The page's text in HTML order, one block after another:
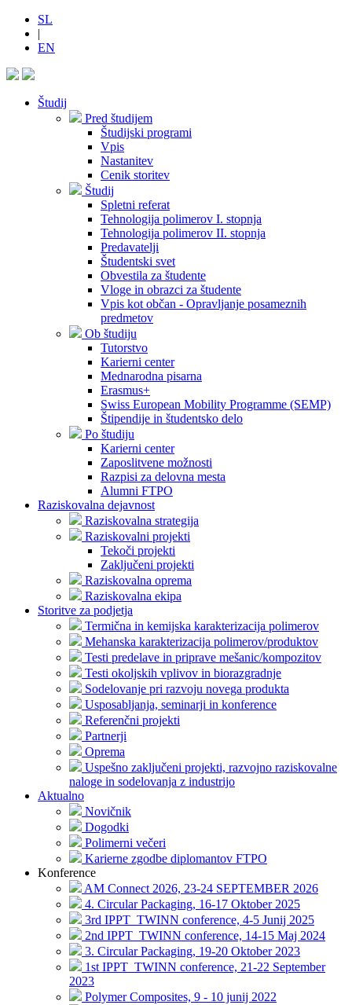
SL
|
EN
Študij
Pred študijem
Študijski programi
Vpis
Nastanitev
Cenik storitev
Študij
Spletni referat
Tehnologija polimerov I. stopnja
Tehnologija polimerov II. stopnja
Predavatelji
Študentski svet
Obvestila za študente
Vloge in obrazci za študente
Vpis kot občan - Opravljanje posameznih
predmetov
Ob študiju
Tutorstvo
Karierni center
Mednarodna pisarna
Erasmus+
Swiss European Mobility Programme (SEMP)
Štipendije in študentsko delo
Po študiju
Karierni center
Zaposlitvene možnosti
Razpisi za delovna mesta
Alumni FTPO
Raziskovalna dejavnost
Raziskovalna strategija
Raziskovalni projekti
Tekoči projekti
Zaključeni projekti
Raziskovalna oprema
Raziskovalna ekipa
Storitve za podjetja
Termična in kemijska karakterizacija polimerov
Mehanska karakterizacija polimerov/produktov
Testi predelave in priprave mešanic/kompozitov
Testi okoljskih vplivov in biorazgradnje
Sodelovanje pri razvoju novega produkta
Usposabljanja, seminarji in konference
Referenčni projekti
Partnerji
Oprema
Uspešno zaključeni projekti, razvojno raziskovalne
naloge in sodelovanja z industrijo
Aktualno
Novičnik
Dogodki
Polimerni večeri
Karierne zgodbe diplomantov FTPO
Konference
AM Connect 2026, 23-24 SEPTEMBER 2026
4. Circular Packaging, 16-17 Oktober 2025
3rd IPPT_TWINN conference, 4-5 Junij 2025
2nd IPPT_TWINN conference, 14-15 Maj 2024
3. Circular Packaging, 19-20 Oktober 2023
1st IPPT_TWINN conference, 21-22 September
2023
Polymer Composites, 9 - 10 junij 2022